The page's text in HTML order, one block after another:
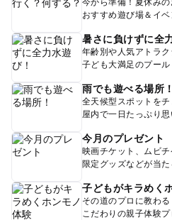
今から準備！夏休み
おすすめ遊び場＆イベ
暑さに負けずに全
年齢別や人気アトラ
子ども大満足のプー
雨でも遊べる場所！
全天候型スポットをチ
屋内で一日たっぷり
今月のプレゼント
映画チケット、ムビチ
限定グッズなどが当た
子どもがキラめく
その道のプロに教わる
こだわりの親子体験プ